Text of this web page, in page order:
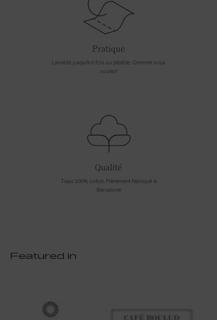
Pratique
Lavable jusqu'à 6 fois ou jetable. Comme vous
voulez!
Qualité
Tissu 100% coton. Fièrement fabriqué à
Barcelone
Featured in